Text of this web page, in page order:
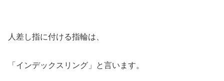
人差し指に付ける指輪は、
「インデックスリング」と言います。